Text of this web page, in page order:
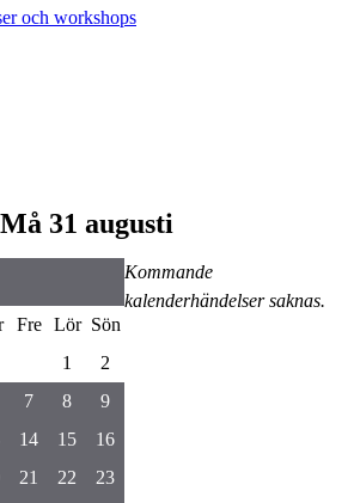
och workshops
31 augusti
Kommande
kalenderhändelser saknas.
Fre Lör Sön
1
2
7 8
9
14 15
16
21 22
23